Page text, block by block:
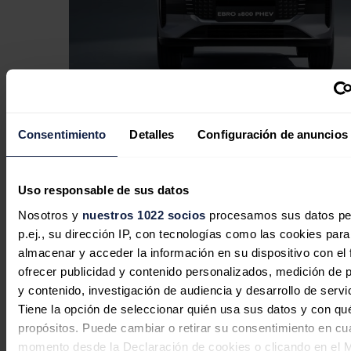
Consentimiento Detalles Configuración de anuncios
Uso responsable de sus datos
Nosotros y nuestros 1022 socios procesamos sus datos
p.ej., su dirección IP, con tecnologías como las cookies para
almacenar y acceder la información en su dispositivo con el
ofrecer publicidad y contenido personalizados, medición de
y contenido, investigación de audiencia y desarrollo de
Tiene la opción de seleccionar quién usa sus datos y con
propósitos. Puede cambiar o retirar su consentimiento en
momento desde la Declaración de cookies o clicando en el
PHEV incorpora mejoras en diseño,
confort y equipamiento
Redacción29/07/2026
Bruselas aprueba un plan español de
74 millones para el transporte
marítimo por el alza del combustible